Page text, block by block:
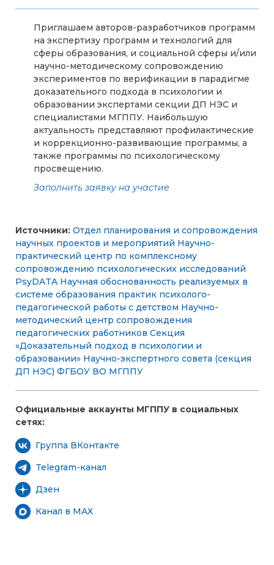
Приглашаем авторов-разработчиков программ
на экспертизу программ и технологий для
сферы образования, и социальной сферы и/или
научно-методическому сопровождению
экспериментов по верификации в парадигме
доказательного подхода в психологии и
образовании экспертами секции ДП НЭС и
специалистами МГППУ. Наибольшую
актуальность представляют профилактические
и коррекционно-развивающие программы, а
также программы по психологическому
просвещению.
Заполнить заявку на участие
Источники: Отдел планирования и сопровождения
научных проектов и мероприятий Научно-
практический центр по комплексному
сопровождению психологических исследований
PsyDATA Научная обоснованность реализуемых в
системе образования практик психолого-
педагогической работы с детством Научно-
методический центр сопровождения
педагогических работников Секция
«Доказательный подход в психологии и
образовании» Научно-экспертного совета (секция
ДП НЭС) ФГБОУ ВО МГППУ
Официальные аккаунты МГППУ в социальных
сетях:
Группа ВКонтакте
Telegram-канал
Дзен
Канал в MAX